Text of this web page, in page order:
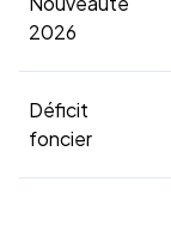
2026
Déficit
foncier